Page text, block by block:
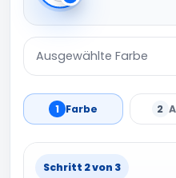
Ausgewählte Farbe
1 Farbe 2
Schritt 2 von 3